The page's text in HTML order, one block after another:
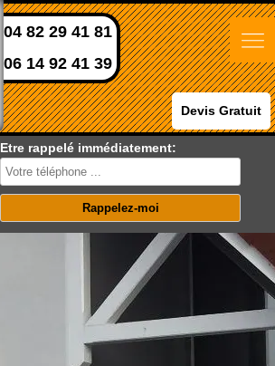
04 82 29 41 81
06 14 92 41 39
Devis Gratuit
Etre rappelé immédiatement: